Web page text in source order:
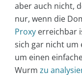
aber auch nicht,
nur, wenn die
Proxy erreichbar
sich gar nicht um
um einen
Wurm zu